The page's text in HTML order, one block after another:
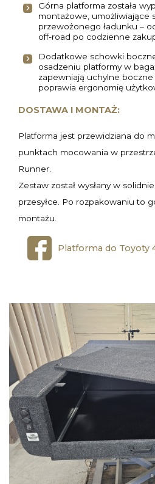
Górna platforma została
montażowe, umożliwiające
przewożonego ładunku –
off-road po codzienne
Dodatkowe schowki
osadzeniu platformy w
zapewniają uchylne
poprawia ergonomię
DOSTAWA I MONTAŻ:
Platforma jest przewidziana do
punktach mocowania w
Runner.
Zestaw został wysłany w
przesyłce. Po rozpakowaniu to
montażu.
Platforma do Toyoty